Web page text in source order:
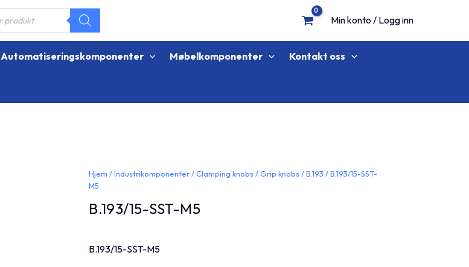
Min konto / Logg inn
Automatiseringskomponenter Møbelkomponenter Kontakt oss
Hjem /Industrikomponenter/Clamping knobs/Grip knobs/B.193 / B.193/15-SST-
M5
B.193/15-SST-M5
B.193/15-SST-M5